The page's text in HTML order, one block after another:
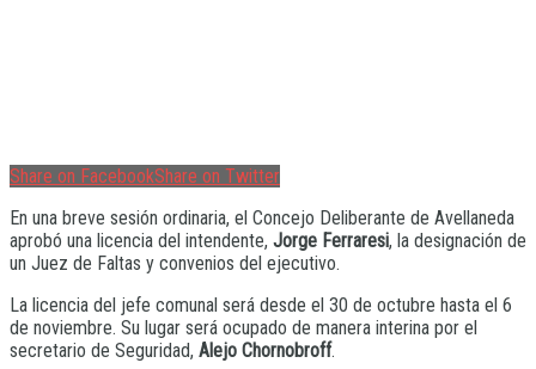
Share on FacebookShare on Twitter
En una breve sesión ordinaria, el Concejo Deliberante de Avellaneda
aprobó una licencia del intendente, Jorge Ferraresi, la designación de
un Juez de Faltas y convenios del ejecutivo.
La licencia del jefe comunal será desde el 30 de octubre hasta el 6
de noviembre. Su lugar será ocupado de manera interina por el
secretario de Seguridad, Alejo Chornobroff.